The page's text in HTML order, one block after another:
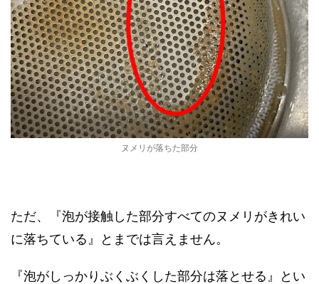
ヌメリが落ちた部分
ただ、『泡が接触した部分すべてのヌメリがきれい
に落ちている』とまでは言えません。
『泡がしっかりぶくぶくした部分は落とせる』とい